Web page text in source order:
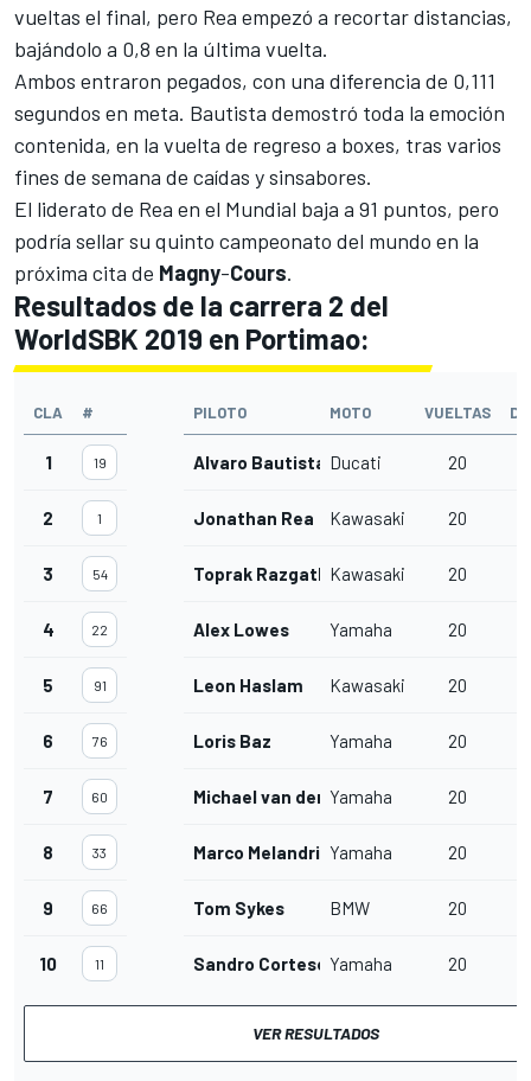
vueltas el final, pero Rea empezó a recortar distancias,
bajándolo a 0,8 en la última vuelta.
Ambos entraron pegados, con una diferencia de 0,111
segundos en meta. Bautista demostró toda la emoción
contenida, en la vuelta de regreso a boxes, tras varios
fines de semana de caídas y sinsabores.
El liderato de Rea en el Mundial baja a 91 puntos, pero
podría sellar su quinto campeonato del mundo en la
próxima cita de Magny-Cours.
Resultados de la carrera 2 del
WorldSBK 2019 en Portimao:
CLA # PILOTO MOTO VUELTAS
1 19 Alvaro Bautista Ducati 20
2 1 Jonathan Rea Kawasaki 20
3 54 Toprak RazgatliogluKawasaki 20
4 22 Alex Lowes Yamaha 20
5 91 Leon Haslam Kawasaki 20
6 76 Loris Baz Yamaha 20
7 60 Michael van der Mark
Yamaha 20
8 33 Marco Melandri Yamaha 20
9 66 Tom Sykes BMW 20
10 11 Sandro Cortese Yamaha 20
VER RESULTADOS